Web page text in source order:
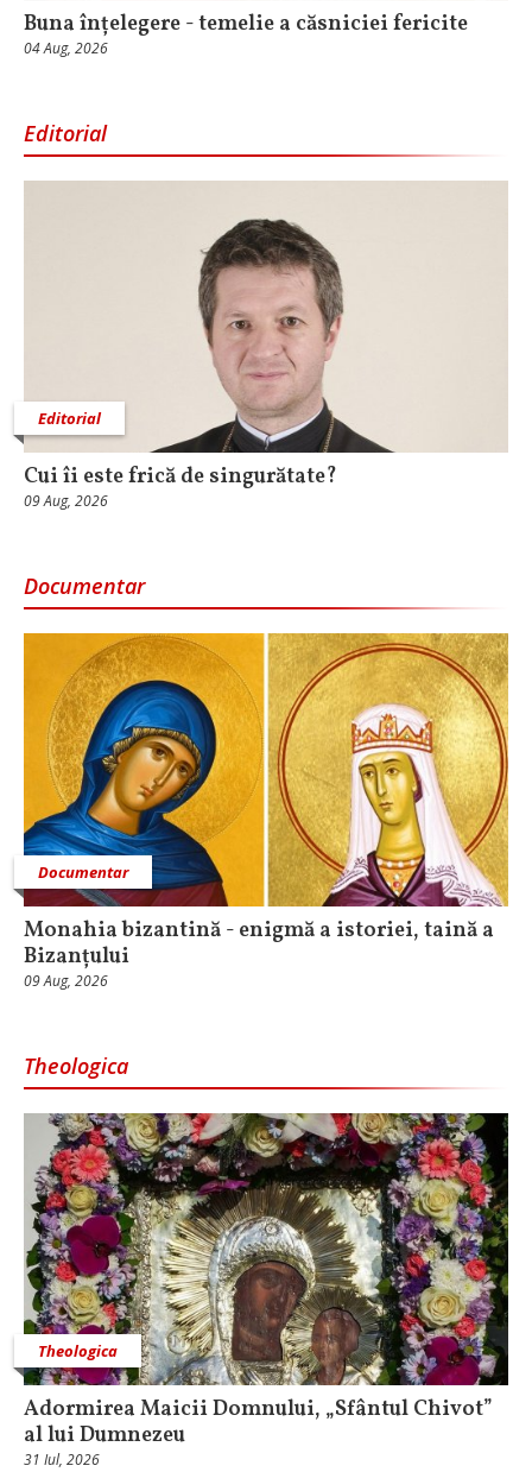
Buna înțelegere - temelie a căsniciei fericite
04 Aug, 2026
Editorial
Editorial
Cui îi este frică de singurătate?
09 Aug, 2026
Documentar
Documentar
Monahia bizantină - enigmă a istoriei, taină a
Bizanțului
09 Aug, 2026
Theologica
Theologica
Adormirea Maicii Domnului, „Sfântul Chivot”
al lui Dumnezeu
31 Iul, 2026